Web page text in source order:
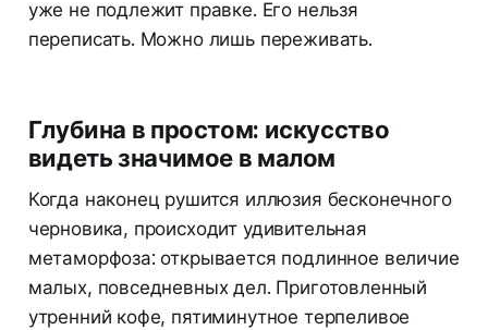
уже не подлежит правке. Его нельзя
переписать. Можно лишь переживать.
Глубина в простом: искусство
видеть значимое в малом
Когда наконец рушится иллюзия бесконечного
черновика, происходит удивительная
метаморфоза: открывается подлинное величие
малых, повседневных дел. Приготовленный
утренний кофе, пятиминутное терпеливое